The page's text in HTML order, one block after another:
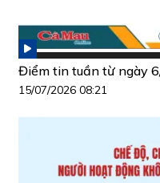
Điểm tin tuần từ ngày
15/07/2026 08:21